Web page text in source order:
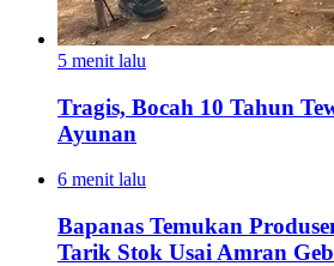
5 menit lalu
Tragis, Bocah 10 Tahun
Ayunan
6 menit lalu
Bapanas Temukan
Tarik Stok Usai Amran